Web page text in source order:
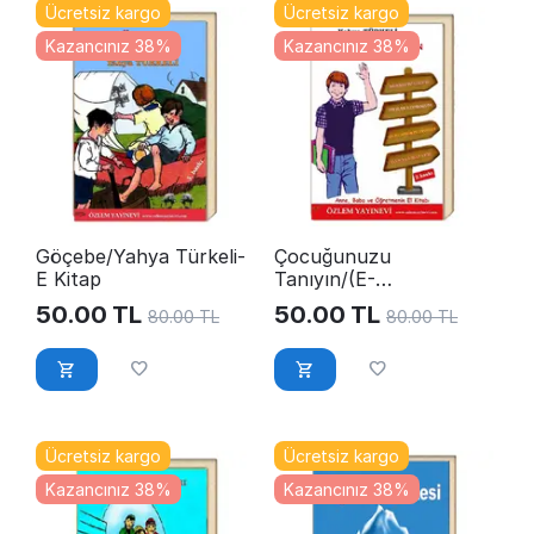
Ücretsiz kargo
Kazancınız 38%
Göçebe/Yahya Türkeli-
E Kitap
50.00 TL 80.00 TL
Ücretsiz kargo
Kazancınız 38%
Çocuğunuzu
Tanıyın/(E-
Kitap)YahyaTürkeli
50.00 TL 80.00 TL
Ücretsiz kargo
Kazancınız 38%
Ücretsiz kargo
Kazancınız 38%